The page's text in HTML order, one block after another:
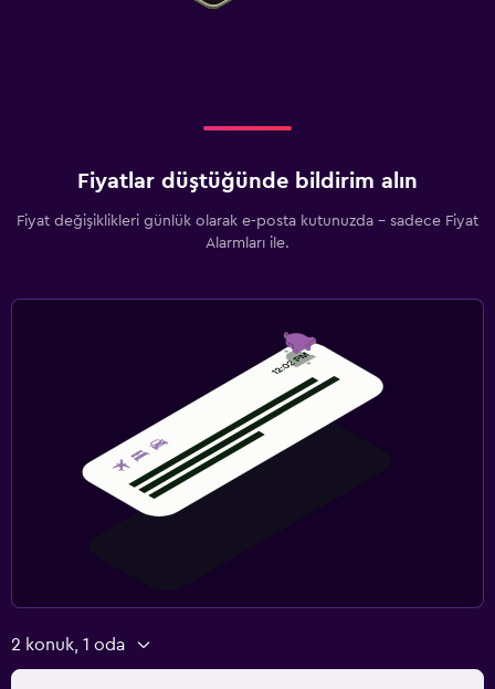
Fiyatlar düştüğünde bildirim alın
Fiyat değişiklikleri günlük olarak e-posta kutunuzda - sadece Fiyat
Alarmları ile.
2 konuk, 1 oda